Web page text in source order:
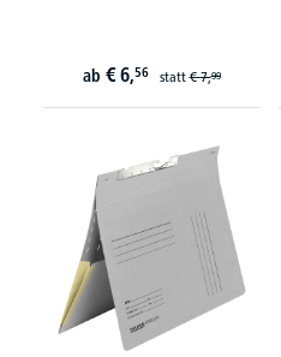
ab € 6,56 statt€ 7,99